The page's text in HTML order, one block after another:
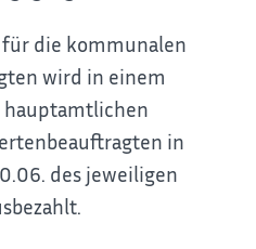
die kommunalen
wird in einem
hauptamtlichen
in
des jeweiligen